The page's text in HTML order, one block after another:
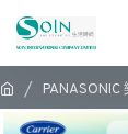
PANASONIC